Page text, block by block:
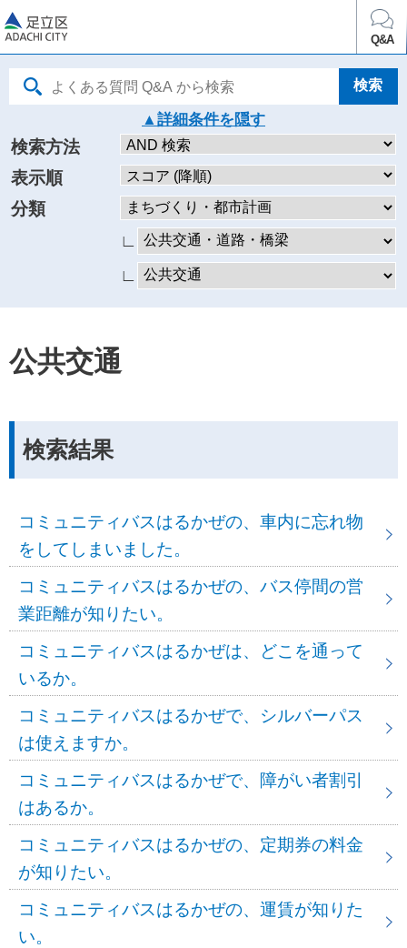
Q&A
詳細条件を
検索方法
表示順
分類
∟
∟
公共交通
検索結果
コミュニティバスはるかぜの、車内に忘れ物
をしてしまいました。
コミュニティバスはるかぜの、バス停間の営
業距離が知りたい。
コミュニティバスはるかぜは、どこを通って
いるか。
コミュニティバスはるかぜで、シルバーパス
は使えますか。
コミュニティバスはるかぜで、障がい者割引
はあるか。
コミュニティバスはるかぜの、定期券の料金
が知りたい。
コミュニティバスはるかぜの、運賃が知りた
い。